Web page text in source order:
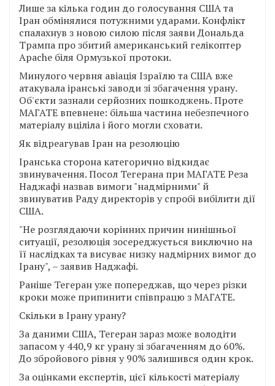
Лише за кілька годин до голосування США та
Іран обмінялися потужними ударами. Конфлікт
спалахнув з новою силою після заяви Дональда
Трампа про збитий американський гелікоптер
Apache біля Ормузької протоки.
Минулого червня авіація Ізраїлю та США вже
атакувала іранські заводи зі збагачення урану.
Об'єкти зазнали серйозних пошкоджень. Проте
МАГАТЕ впевнене: більша частина небезпечного
матеріалу вціліла і його могли сховати.
Як відреагував Іран на резолюцію
Іранська сторона категорично відкидає
звинувачення. Посол Тегерана при МАГАТЕ Реза
Наджафі назвав вимоги "надмірними" й
звинуватив Раду директорів у спробі вибілити дії
США.
"Не розглядаючи корінних причин нинішньої
ситуації, резолюція зосереджується виключно на
її наслідках та висуває низку надмірних вимог до
Ірану", – заявив Наджафі.
Раніше Тегеран уже попереджав, що через різки
кроки може припинити співпрацю з МАГАТЕ.
Скільки в Ірану урану?
За даними США, Тегеран зараз може володіти
запасом у 440,9 кг урану зі збагаченням до 60%.
До збройового рівня у 90% залишився один крок.
За оцінками експертів, цієї кількості матеріалу